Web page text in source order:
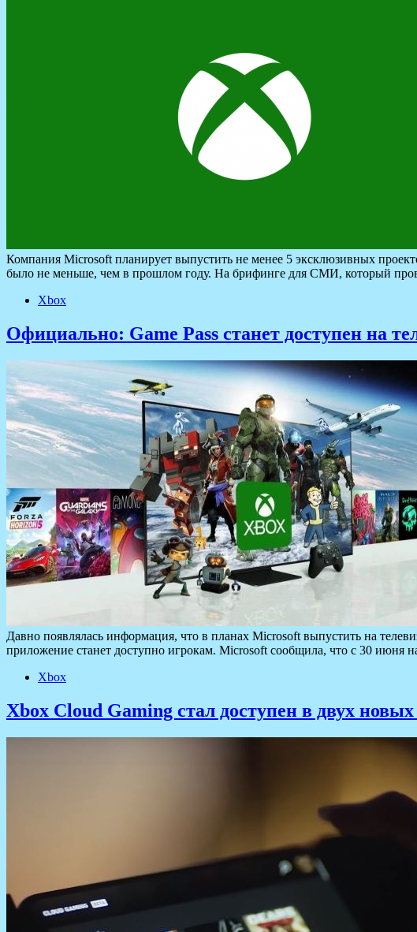
Компания Microsoft планирует выпустить не менее 5 эксклюзивных
было не меньше, чем в прошлом году. На брифинге для СМИ, который
Xbox
Официально: Game Pass станет доступен на
Давно появлялась информация, что в планах Microsoft выпустить на
приложение станет доступно игрокам. Microsoft сообщила, что с 30 июня
Xbox
Xbox Cloud Gaming стал доступен в двух новых